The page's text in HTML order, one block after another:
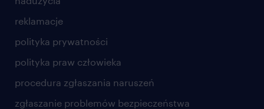
reklamacje
polityka prywatności
polityka praw człowieka
procedura zgłaszania naruszeń
zgłaszanie problemów bezpieczeństwa